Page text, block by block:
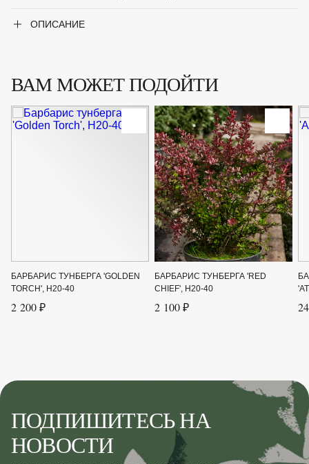
Период цветения
Род
Сорт 'Erecta'
Колонновидный кустарник
Зелёный, Желтый, Красный
Желто-красный
1
1
ОПИСАНИЕ
ВАМ МОЖЕТ ПОДОЙТИ
БАРБАРИС ТУНБЕРГА 'GOLDEN
TORCH', H20-40
2 200 ₽
БАРБАРИС ТУНБЕРГА 'RED
CHIEF', H20-40
2 100 ₽
ПОДПИШИТЕСЬ НА
НОВОСТИ